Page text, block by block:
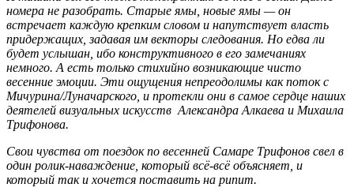
номера не разобрать. Старые ямы, новые ямы — он
встречает каждую крепким словом и напутствует власть
придержащих, задавая им векторы следования. Но едва ли
будет услышан, ибо конструктивного в его замечаниях
немного. А есть только стихийно возникающие чисто
весенние эмоции. Эти ощущения непреодолимы как поток с
Мичурина/Луначарского, и протекли они в самое сердце наших
деятелей визуальных искусств Александра Алкаева и Михаила
Трифонова.
Свои чувства от поездок по весенней Самаре Трифонов свел в
один ролик-наваждение, который всё-всё объясняет, и
который так и хочется поставить на рипит.